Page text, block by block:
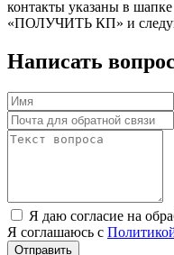
контакты указаны в
«ПОЛУЧИТЬ КП» и
Написать вопрос
Я даю согласие на
Я соглашаюсь с
Отправить